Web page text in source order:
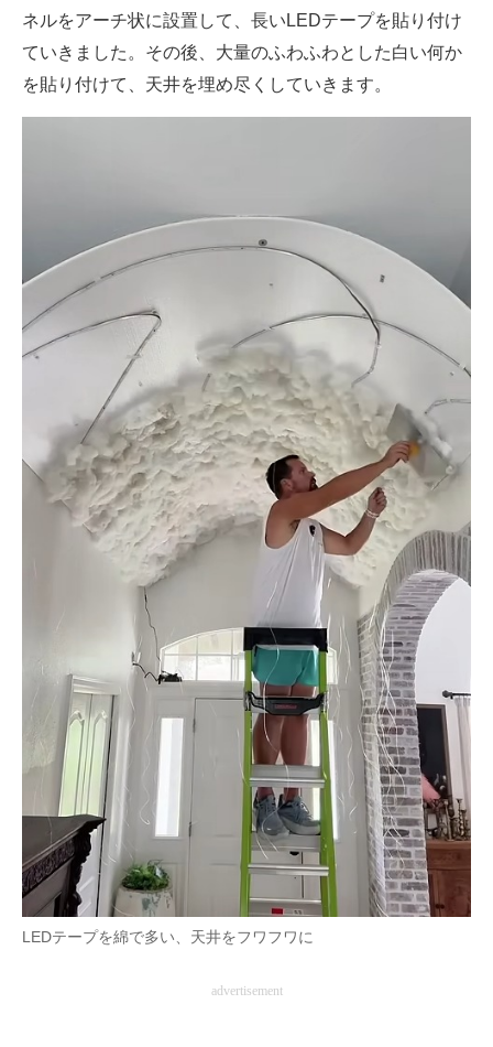
ネルをアーチ状に設置して、長いLEDテープを貼り付け
ていきました。その後、大量のふわふわとした白い何か
を貼り付けて、天井を埋め尽くしていきます。
LEDテープを綿で多い、天井をフワフワに
advertisement